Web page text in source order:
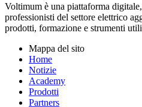
Voltimum è una piattaforma
professionisti del settore elettrico
prodotti, formazione e strumenti
Mappa del sito
Home
Notizie
Academy
Prodotti
Partners